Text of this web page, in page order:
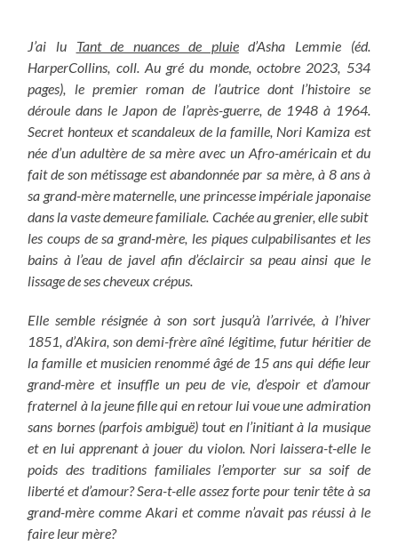
J’ai lu Tant de nuances de pluied’Asha Lemmie (éd.
HarperCollins, coll. Au gré du monde, octobre 2023, 534
pages), le premier roman de l’autrice dont l’histoire se
déroule dans le Japon de l’après-guerre, de 1948 à 1964.
Secret honteux et scandaleux de la famille, Nori Kamiza est
née d’un adultère de sa mère avec un Afro-américain et du
fait de son métissage est abandonnée par sa mère, à 8 ans à
sa grand-mère maternelle, une princesse impériale japonaise
dans la vaste demeure familiale. Cachée au grenier, elle subit
les coups de sa grand-mère, les piques culpabilisantes et les
bains à l’eau de javel afin d’éclaircir sa peau ainsi que le
lissage de ses cheveux crépus.
Elle semble résignée à son sort jusqu’à l’arrivée, à l’hiver
1851, d’Akira, son demi-frère aîné légitime, futur héritier de
la famille et musicien renommé âgé de 15 ans qui défie leur
grand-mère et insuffle un peu de vie, d’espoir et d’amour
fraternel à la jeune fille qui en retour lui voue une admiration
sans bornes (parfois ambiguë) tout en l’initiant à la musique
et en lui apprenant à jouer du violon. Nori laissera-t-elle le
poids des traditions familiales l’emporter sur sa soif de
liberté et d’amour? Sera-t-elle assez forte pour tenir tête à sa
grand-mère comme Akari et comme n’avait pas réussi à le
faire leur mère?